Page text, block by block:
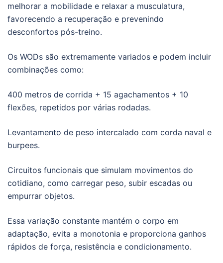
melhorar a mobilidade e relaxar a musculatura,
favorecendo a recuperação e prevenindo
desconfortos pós-treino.
Os WODs são extremamente variados e podem incluir
combinações como:
400 metros de corrida + 15 agachamentos + 10
flexões, repetidos por várias rodadas.
Levantamento de peso intercalado com corda naval e
burpees.
Circuitos funcionais que simulam movimentos do
cotidiano, como carregar peso, subir escadas ou
empurrar objetos.
Essa variação constante mantém o corpo em
adaptação, evita a monotonia e proporciona ganhos
rápidos de força, resistência e condicionamento.